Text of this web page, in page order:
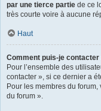
par une tierce partie de ce
très courte voire à aucune
Haut
Comment puis-je
Pour l’ensemble des
contacter », si ce dernier a
Pour les membres du
du forum ».